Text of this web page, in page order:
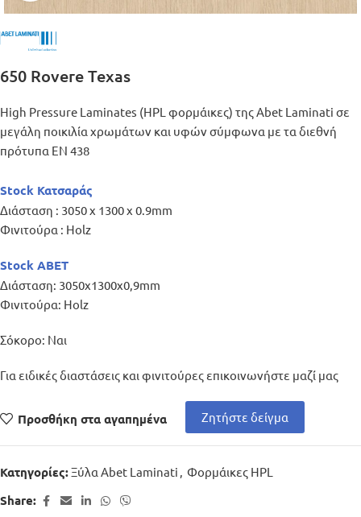
650 Rovere Texas
High Pressure Laminates (HPL φορμάικες) της Abet Laminati σε
μεγάλη ποικιλία χρωμάτων και υφών σύμφωνα με τα διεθνή
πρότυπα ΕΝ 438
Stock Κατσαράς
Διάσταση : 3050 x 1300 x 0.9mm
Φινιτούρα : Holz
Stock ABET
Διάσταση: 3050x1300x0,9mm
Φινιτούρα: Holz
Σόκορο: Ναι
Για ειδικές διαστάσεις και φινιτούρες επικοινωνήστε μαζί μας
Προσθήκη στα αγαπημένα Ζητήστε δείγμα
Κατηγορίες:Ξύλα Abet Laminati , Φορμάικες HPL
Share: